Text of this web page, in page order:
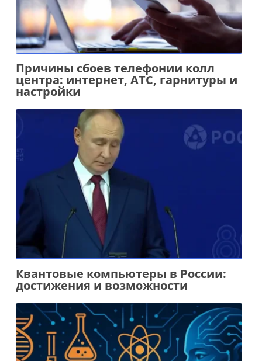
Причины сбоев телефонии колл
центра: интернет, АТС, гарнитуры и
настройки
Квантовые компьютеры в России:
достижения и возможности